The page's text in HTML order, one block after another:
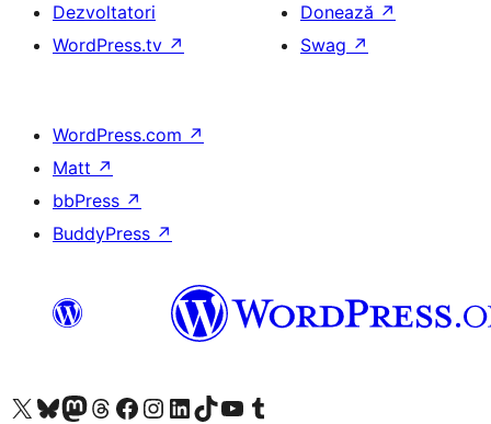
Dezvoltatori
WordPress.tv ↗
Donează ↗
Swag ↗
WordPress.com ↗
Matt ↗
bbPress ↗
BuddyPress ↗
Mergi la contul nostru X (fost Twitter)
Vizitează contul nostru Bluesky
Vizitează contul nostru Mastodon
Vizitează contul nostru Threads
Vizitează pagina noastră Facebook
Vizitează-ne pe Instagram
Vizitează-ne pe LinkedIn
Vizitează contul nostru TikTok
Vizitează canalul nostru YouTube
Vizitează contul nostru Tumblr